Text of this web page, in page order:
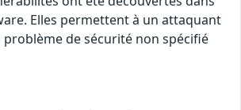
Elles permettent à un attaquant
de sécurité non spécifié